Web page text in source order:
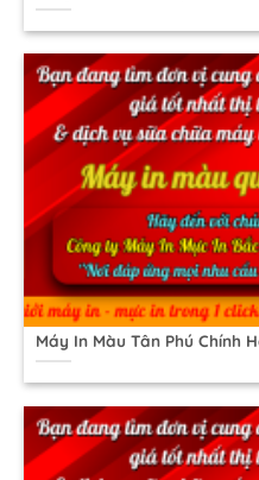
Máy In Màu Tân Phú Chính